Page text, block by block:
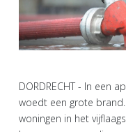
DORDRECHT - In een
woedt een grote
woningen in het